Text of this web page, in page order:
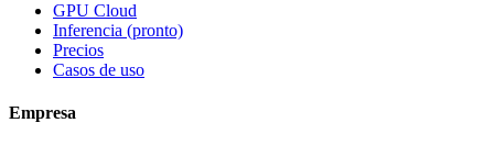
GPU Cloud
Inferencia (pronto)
Precios
Casos de uso
Empresa